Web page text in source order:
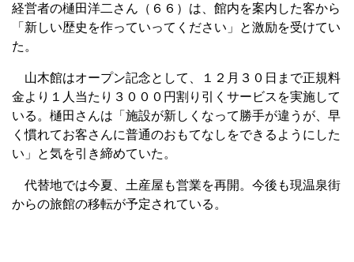
経営者の樋田洋二さん（６６）は、館内を案内した客から
「新しい歴史を作っていってください」と激励を受けてい
た。
山木館はオープン記念として、１２月３０日まで正規料
金より１人当たり３０００円割り引くサービスを実施して
いる。樋田さんは「施設が新しくなって勝手が違うが、早
く慣れてお客さんに普通のおもてなしをできるようにした
い」と気を引き締めていた。
代替地では今夏、土産屋も営業を再開。今後も現温泉街
からの旅館の移転が予定されている。